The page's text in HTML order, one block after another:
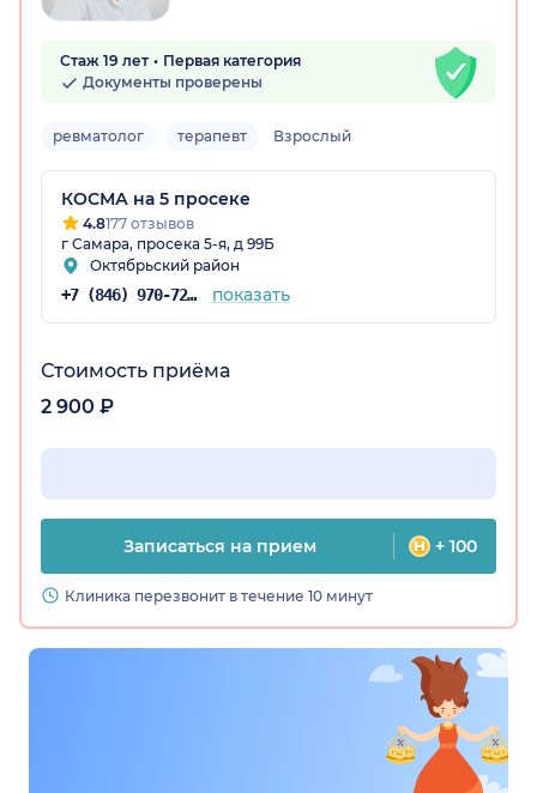
Стаж 19 лет
Первая категория
Документы проверены
ревматолог терапевт Взрослый
КОСМА на 5 просеке
4.8177 отзывов
г Самара, просека 5-я, д 99Б
Октябрьский район
+7 (846) 970-72-14 показать
Стоимость приёма
2 900 ₽
Записаться на прием + 100
Клиника перезвонит в течение 10 минут